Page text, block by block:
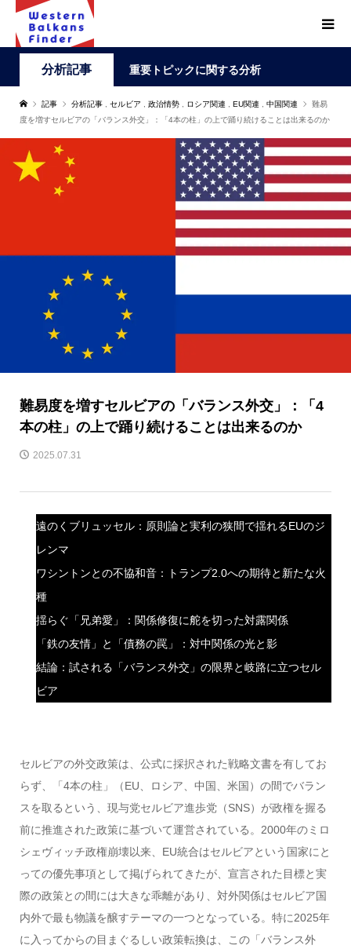
分析記事 重要トピックに関する分析
記事 分析記事 セルビア 政治情勢 ロシア関連 EU関連 中国関連
難易
度を増すセルビアの「バランス外交」：「4本の柱」の上で踊り続けることは出来るのか
難易度を増すセルビアの「バランス外交」：「4
本の柱」の上で踊り続けることは出来るのか
2025.07.31
遠のくブリュッセル：原則論と実利の狭間で揺れるEUのジ
レンマ
ワシントンとの不協和音：トランプ2.0への期待と新たな火
種
揺らぐ「兄弟愛」：関係修復に舵を切った対露関係
「鉄の友情」と「債務の罠」：対中関係の光と影
結論：試される「バランス外交」の限界と岐路に立つセル
ビア
セルビアの外交政策は、公式に採択された戦略文書を有してお
らず、「4本の柱」（EU、ロシア、中国、米国）の間でバラン
スを取るという、現与党セルビア進歩党（SNS）が政権を握る
前に推進された政策に基づいて運営されている。2000年のミロ
シェヴィッチ政権崩壊以来、EU統合はセルビアという国家にと
っての優先事項として掲げられてきたが、宣言された目標と実
際の政策との間には大きな乖離があり、対外関係はセルビア国
内外で最も物議を醸すテーマの一つとなっている。特に2025年
に入ってからの目まぐるしい政策転換は、この「バランス外